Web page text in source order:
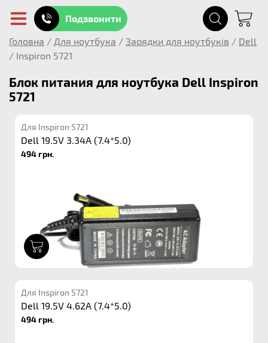
Подзвонити
Головна / Для ноутбука / Зарядки для ноутбуків / Dell
/ Inspiron 5721
Блок питания для ноутбука Dell Inspiron
5721
Для Inspiron 5721
Dell 19.5V 3.34A (7.4*5.0)
494 грн.
Для Inspiron 5721
Dell 19.5V 4.62A (7.4*5.0)
494 грн.